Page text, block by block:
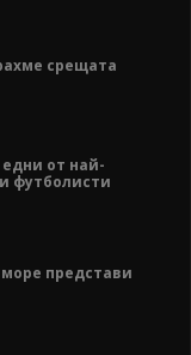
срещата
от най-
футболисти
представи